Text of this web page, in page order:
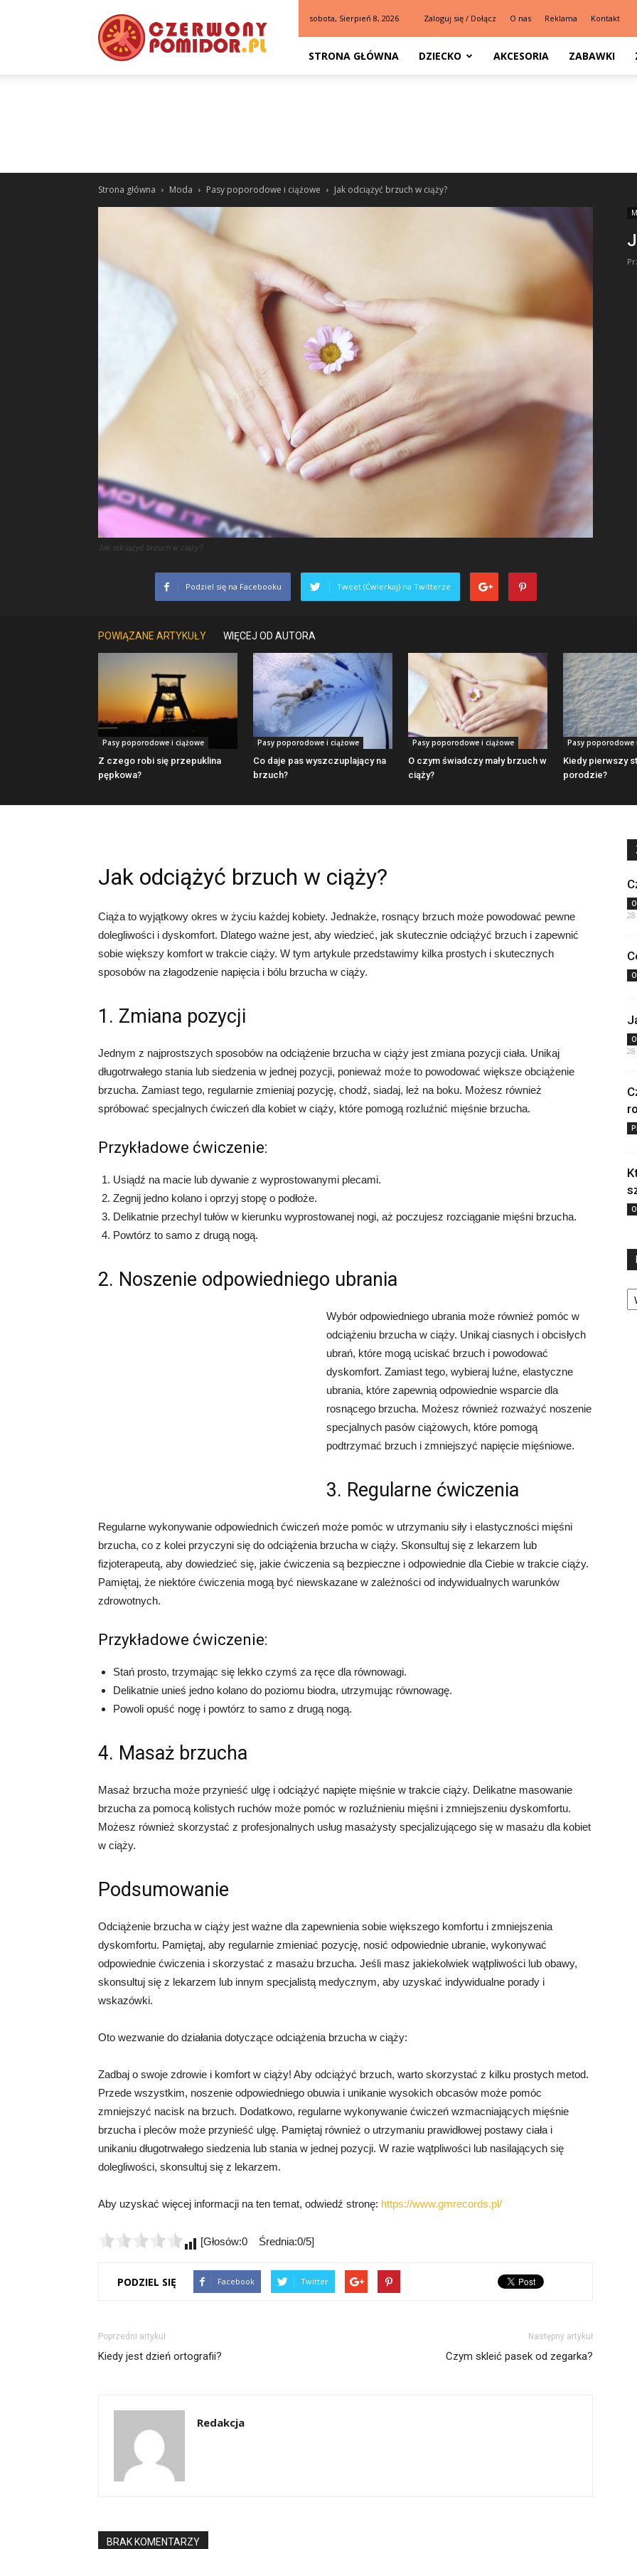
sobota, Sierpień 8, 2026 Zaloguj się / Dołącz O nas Reklama Kontakt
STRONA GŁÓWNA DZIECKO AKCESORIA ZABAWKI
Strona główna Moda Pasy poporodowe i ciążowe Jak odciążyć brzuch w ciąży?
Jak odciążyć brzuch w ciąży?
Podziel się na Facebooku Tweet (Ćwierkaj) na Twitterze
POWIĄZANE ARTYKUŁY WIĘCEJ OD AUTORA
Pasy poporodowe i ciążowe
Z czego robi się przepuklina
pępkowa?
Pasy poporodowe i ciążowe
Co daje pas wyszczuplający na
brzuch?
Pasy poporodowe i ciążowe
O czym świadczy mały brzuch w
ciąży?
Pasy poporodowe
Kiedy pierwszy
porodzie?
Jak odciążyć brzuch w ciąży?
Ciąża to wyjątkowy okres w życiu każdej kobiety. Jednakże, rosnący brzuch może powodować pewne
dolegliwości i dyskomfort. Dlatego ważne jest, aby wiedzieć, jak skutecznie odciążyć brzuch i zapewnić
sobie większy komfort w trakcie ciąży. W tym artykule przedstawimy kilka prostych i skutecznych
sposobów na złagodzenie napięcia i bólu brzucha w ciąży.
1. Zmiana pozycji
Jednym z najprostszych sposobów na odciążenie brzucha w ciąży jest zmiana pozycji ciała. Unikaj
długotrwałego stania lub siedzenia w jednej pozycji, ponieważ może to powodować większe obciążenie
brzucha. Zamiast tego, regularnie zmieniaj pozycję, chodź, siadaj, leż na boku. Możesz również
spróbować specjalnych ćwiczeń dla kobiet w ciąży, które pomogą rozluźnić mięśnie brzucha.
Przykładowe ćwiczenie:
Usiądź na macie lub dywanie z wyprostowanymi plecami.
Zegnij jedno kolano i oprzyj stopę o podłoże.
Delikatnie przechyl tułów w kierunku wyprostowanej nogi, aż poczujesz rozciąganie mięśni brzucha.
Powtórz to samo z drugą nogą.
2. Noszenie odpowiedniego ubrania
Wybór odpowiedniego ubrania może również pomóc w
odciążeniu brzucha w ciąży. Unikaj ciasnych i obcisłych
ubrań, które mogą uciskać brzuch i powodować
dyskomfort. Zamiast tego, wybieraj luźne, elastyczne
ubrania, które zapewnią odpowiednie wsparcie dla
rosnącego brzucha. Możesz również rozważyć noszenie
specjalnych pasów ciążowych, które pomogą
podtrzymać brzuch i zmniejszyć napięcie mięśniowe.
3. Regularne ćwiczenia
Regularne wykonywanie odpowiednich ćwiczeń może pomóc w utrzymaniu siły i elastyczności mięśni
brzucha, co z kolei przyczyni się do odciążenia brzucha w ciąży. Skonsultuj się z lekarzem lub
fizjoterapeutą, aby dowiedzieć się, jakie ćwiczenia są bezpieczne i odpowiednie dla Ciebie w trakcie ciąży.
Pamiętaj, że niektóre ćwiczenia mogą być niewskazane w zależności od indywidualnych warunków
zdrowotnych.
Przykładowe ćwiczenie:
Stań prosto, trzymając się lekko czymś za ręce dla równowagi.
Delikatnie unieś jedno kolano do poziomu biodra, utrzymując równowagę.
Powoli opuść nogę i powtórz to samo z drugą nogą.
4. Masaż brzucha
Masaż brzucha może przynieść ulgę i odciążyć napięte mięśnie w trakcie ciąży. Delikatne masowanie
brzucha za pomocą kolistych ruchów może pomóc w rozluźnieniu mięśni i zmniejszeniu dyskomfortu.
Możesz również skorzystać z profesjonalnych usług masażysty specjalizującego się w masażu dla kobiet
w ciąży.
Podsumowanie
Odciążenie brzucha w ciąży jest ważne dla zapewnienia sobie większego komfortu i zmniejszenia
dyskomfortu. Pamiętaj, aby regularnie zmieniać pozycję, nosić odpowiednie ubranie, wykonywać
odpowiednie ćwiczenia i skorzystać z masażu brzucha. Jeśli masz jakiekolwiek wątpliwości lub obawy,
skonsultuj się z lekarzem lub innym specjalistą medycznym, aby uzyskać indywidualne porady i
wskazówki.
Oto wezwanie do działania dotyczące odciążenia brzucha w ciąży:
Zadbaj o swoje zdrowie i komfort w ciąży! Aby odciążyć brzuch, warto skorzystać z kilku prostych metod.
Przede wszystkim, noszenie odpowiedniego obuwia i unikanie wysokich obcasów może pomóc
zmniejszyć nacisk na brzuch. Dodatkowo, regularne wykonywanie ćwiczeń wzmacniających mięśnie
brzucha i pleców może przynieść ulgę. Pamiętaj również o utrzymaniu prawidłowej postawy ciała i
unikaniu długotrwałego siedzenia lub stania w jednej pozycji. W razie wątpliwości lub nasilających się
dolegliwości, skonsultuj się z lekarzem.
Aby uzyskać więcej informacji na ten temat, odwiedź stronę: https://www.gmrecords.pl/
[Głosów:0 Średnia:0/5]
PODZIEL SIĘ Facebook Twitter
Poprzedni artykuł
Kiedy jest dzień ortografii?
Następny artykuł
Czym skleić pasek od zegarka?
Redakcja
BRAK KOMENTARZY